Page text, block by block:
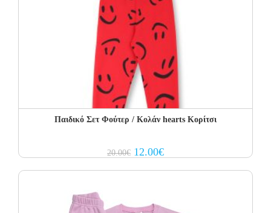
Παιδικό Σετ Φούτερ / Κολάν hearts Κορίτσι
20.00€ Original
price
12.00€Current
price